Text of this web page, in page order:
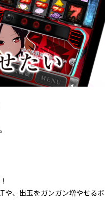
、出玉をガンガン増やせる